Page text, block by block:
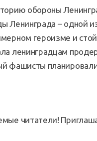
обороны
Ленинграда – одной
героизме и
ленинградцам
фашисты
читатели!